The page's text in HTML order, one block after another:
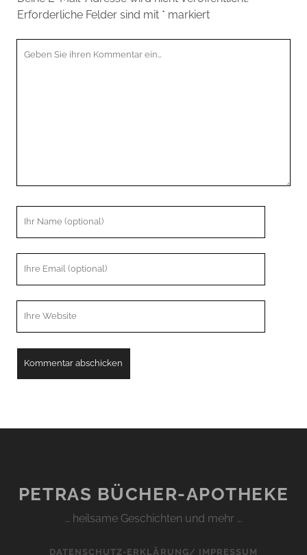
Erforderliche Felder sind mit * markiert
PETRAS BÜCHER-APOTHEKE
… heilsame Geschichten und mehr …
DATENSCHUTZ-ERKLÄRUNG/ IMPRESSUM